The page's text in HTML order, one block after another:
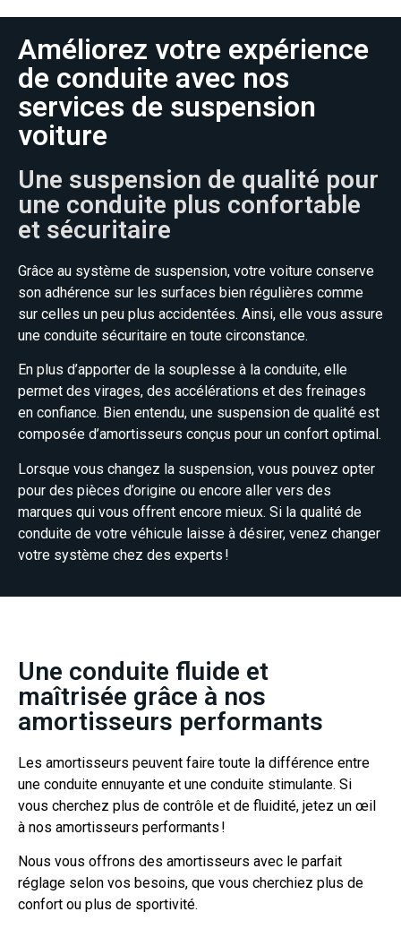
Améliorez votre expérience
de conduite avec nos
services de suspension
voiture
Une suspension de qualité pour
une conduite plus confortable
et sécuritaire
Grâce au système de suspension, votre voiture conserve
son adhérence sur les surfaces bien régulières comme
sur celles un peu plus accidentées. Ainsi, elle vous assure
une conduite sécuritaire en toute circonstance.
En plus d’apporter de la souplesse à la conduite, elle
permet des virages, des accélérations et des freinages
en confiance. Bien entendu, une suspension de qualité est
composée d’amortisseurs conçus pour un confort optimal.
Lorsque vous changez la suspension, vous pouvez opter
pour des pièces d’origine ou encore aller vers des
marques qui vous offrent encore mieux. Si la qualité de
conduite de votre véhicule laisse à désirer, venez changer
votre système chez des experts !
Une conduite fluide et
maîtrisée grâce à nos
amortisseurs performants
Les amortisseurs peuvent faire toute la différence entre
une conduite ennuyante et une conduite stimulante. Si
vous cherchez plus de contrôle et de fluidité, jetez un œil
à nos amortisseurs performants !
Nous vous offrons des amortisseurs avec le parfait
réglage selon vos besoins, que vous cherchiez plus de
confort ou plus de sportivité.